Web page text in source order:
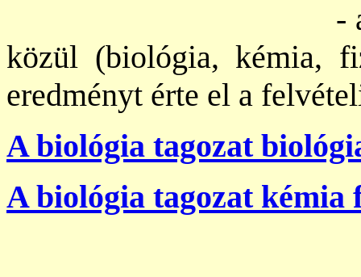
- a
közül (biológia, kémia,
eredményt érte el a
A biológia tagozat
A biológia tagozat